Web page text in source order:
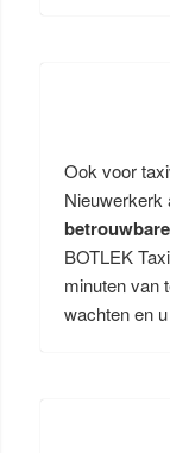
Ook voor
Nieuwerkerk
BOTLEK
minuten van
wachten en